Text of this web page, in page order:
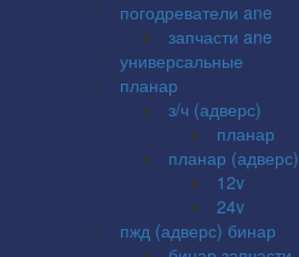
погодреватели ane
запчасти ane
универсальные
планар
з/ч (адверс)
планар
планар (адверс)
12v
24v
пжд (адверс) бинар